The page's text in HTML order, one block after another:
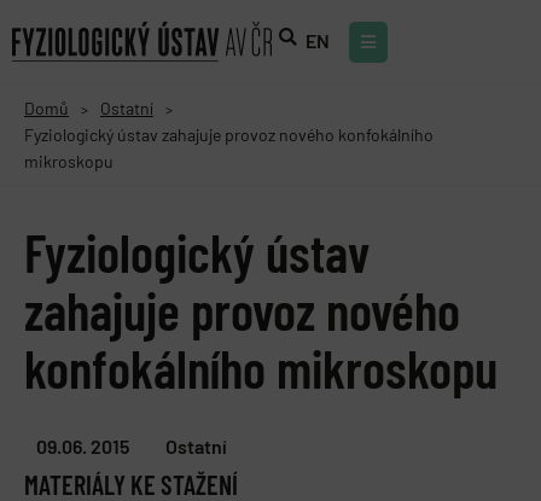
EN
Domů > Ostatní >
Fyziologický ústav zahajuje provoz nového konfokálního
mikroskopu
Fyziologický ústav
zahajuje provoz nového
konfokálního mikroskopu
09.06. 2015 Ostatní
MATERIÁLY KE STAŽENÍ